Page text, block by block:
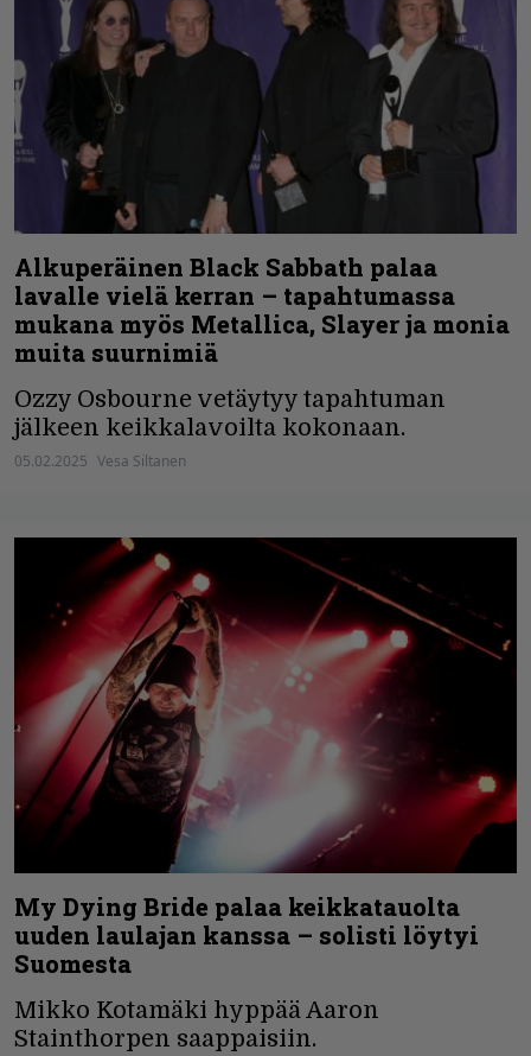
Alkuperäinen Black Sabbath palaa
lavalle vielä kerran – tapahtumassa
mukana myös Metallica, Slayer ja monia
muita suurnimiä
Ozzy Osbourne vetäytyy tapahtuman
jälkeen keikkalavoilta kokonaan.
05.02.2025 Vesa Siltanen
My Dying Bride palaa keikkatauolta
uuden laulajan kanssa – solisti löytyi
Suomesta
Mikko Kotamäki hyppää Aaron
Stainthorpen saappaisiin.